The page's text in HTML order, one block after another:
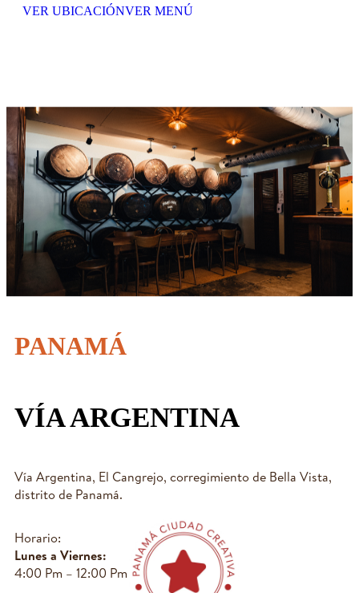
VER UBICACIÓNVER MENÚ
PANAMÁ
VÍA ARGENTINA
Vía Argentina, El Cangrejo, corregimiento de Bella Vista,
distrito de Panamá.
Horario:
Lunes a Viernes:
4:00 Pm – 12:00 Pm